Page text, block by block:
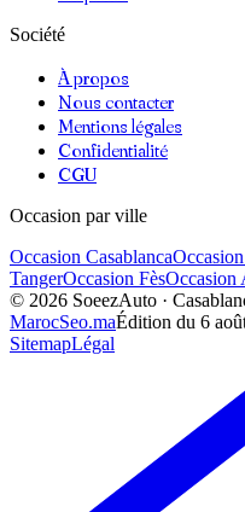
Société
À propos
Nous contacter
Mentions légales
Confidentialité
CGU
Occasion par ville
Occasion CasablancaOccasion
TangerOccasion FèsOccasion
© 2026 SoeezAuto ·
MarocSeo.maÉdition du 6
SitemapLégal